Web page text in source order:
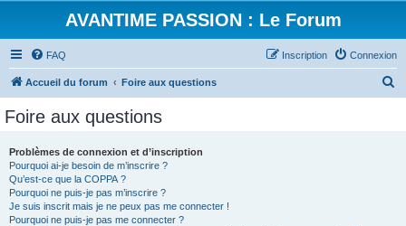
AVANTIME PASSION : Le Forum
FAQ Connexion
Inscription
Accueil du forum Foire aux questions
Foire aux questions
Problèmes de connexion et d’inscription
Pourquoi ai-je besoin de m’inscrire ?
Qu’est-ce que la COPPA ?
Pourquoi ne puis-je pas m’inscrire ?
Je suis inscrit mais je ne peux pas me connecter !
Pourquoi ne puis-je pas me connecter ?